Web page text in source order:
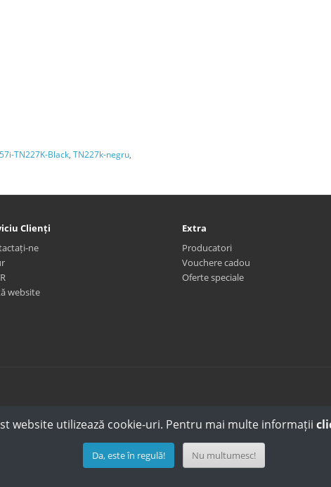
TN227K-Black, TN227k-negru,
Clienți
ne
website
Extra
Producatori
Vouchere cadou
Oferte speciale
website utilizează cookie-uri. Pentru mai multe informații
Da, este în regulă! Nu multumesc!